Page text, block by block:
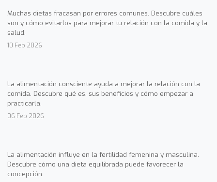
Muchas dietas fracasan por errores comunes. Descubre cuáles
son y cómo evitarlos para mejorar tu relación con la comida y la
salud.
10 Feb 2026
La alimentación consciente ayuda a mejorar la relación con la
comida. Descubre qué es, sus beneficios y cómo empezar a
practicarla.
06 Feb 2026
La alimentación influye en la fertilidad femenina y masculina.
Descubre cómo una dieta equilibrada puede favorecer la
concepción.